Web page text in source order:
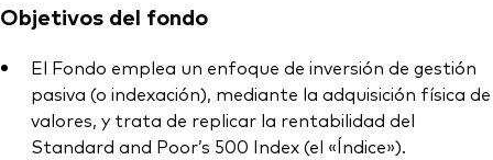
Documentación legal
Prevención de fraude
Objetivos del fondo
El Fondo emplea un enfoque de inversión de gestión
pasiva (o indexación), mediante la adquisición física de
valores, y trata de replicar la rentabilidad del
Standard and Poor’s 500 Index (el «Índice»).